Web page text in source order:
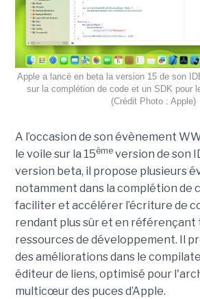
Apple a lancé en beta la version 15 de son
sur la complétion de code et un SDK pour
(Crédit Photo : Apple)
A l’occasion de son évènement
le voile sur la 15èmeversion de son
version beta, il propose plusieurs
notamment dans la complétion de
faciliter et accélérer l’écriture de
rendant plus sûr et en référençant
ressources de développement. Il
des améliorations dans le
éditeur de liens, optimisé pour
multicœur des puces d’Apple.